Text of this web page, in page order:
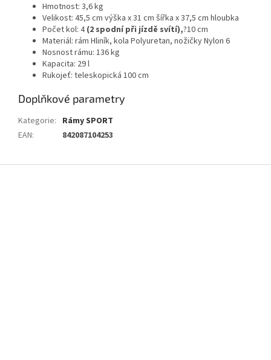
Hmotnost: 3,6 kg
Velikost: 45,5 cm výška x 31 cm šířka x 37,5 cm hloubka
Počet kol: 4(2 spodní při jízdě svítí),?10 cm
Materiál: rám Hliník, kola Polyuretan, nožičky Nylon 6
Nosnost rámu: 136 kg
Kapacita: 29 l
Rukojeť: teleskopická 100 cm
Doplňkové parametry
Kategorie: Rámy SPORT
EAN: 842087104253